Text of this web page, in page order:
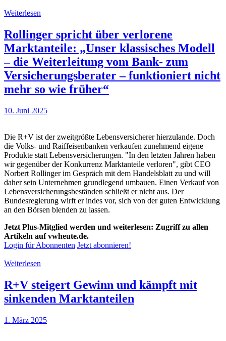
Weiterlesen
Rollinger spricht über verlorene
Marktanteile: „Unser klassisches Modell
– die Weiterleitung vom Bank- zum
Versicherungsberater – funktioniert nicht
mehr so wie früher“
10. Juni 2025
Die R+V ist der zweitgrößte Lebensversicherer hierzulande. Doch
die Volks- und Raiffeisenbanken verkaufen zunehmend eigene
Produkte statt Lebensversicherungen. "In den letzten Jahren haben
wir gegenüber der Konkurrenz Marktanteile verloren", gibt CEO
Norbert Rollinger im Gespräch mit dem Handelsblatt zu und will
daher sein Unternehmen grundlegend umbauen. Einen Verkauf von
Lebensversicherungsbeständen schließt er nicht aus. Der
Bundesregierung wirft er indes vor, sich von der guten Entwicklung
an den Börsen blenden zu lassen.
Jetzt Plus-Mitglied werden und weiterlesen: Zugriff zu allen
Artikeln auf vwheute.de.
Login für Abonnenten Jetzt abonnieren!
Weiterlesen
R+V steigert Gewinn und kämpft mit
sinkenden Marktanteilen
1. März 2025